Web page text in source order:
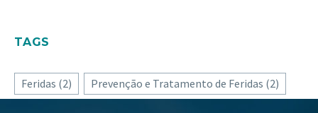
TAGS
Feridas (2) Prevenção e Tratamento de Feridas (2)